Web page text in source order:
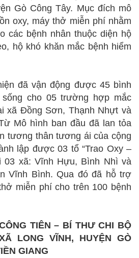
Gò Công Tây. Mục đích mô
oxy, máy thở miễn phí nhằm
các bệnh nhân thuộc diện hộ
hộ khó khăn mắc bệnh hiểm
đã vận động được 45 bình
cho 05 trường hợp mắc
xã Đồng Sơn, Thạnh Nhựt và
Mô hình ban đầu đã lan tỏa
tương thân tương ái của cộng
lập được 03 tổ “Trao Oxy –
03 xã: Vĩnh Hựu, Bình Nhì và
Vĩnh Bình. Qua đó đã hỗ trợ
miễn phí cho trên 100 bệnh
TIÊN – BÍ THƯ CHI BỘ
LONG VĨNH, HUYỆN GÒ
GIANG